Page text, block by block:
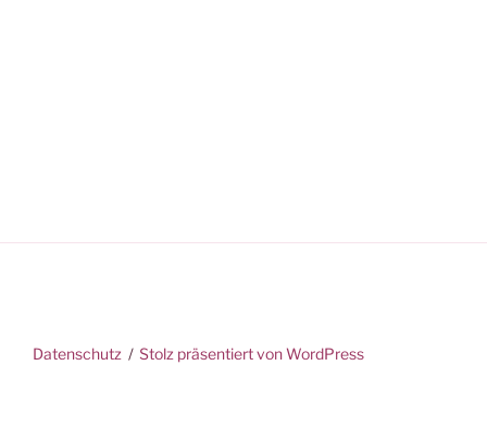
Datenschutz Stolz präsentiert von WordPress